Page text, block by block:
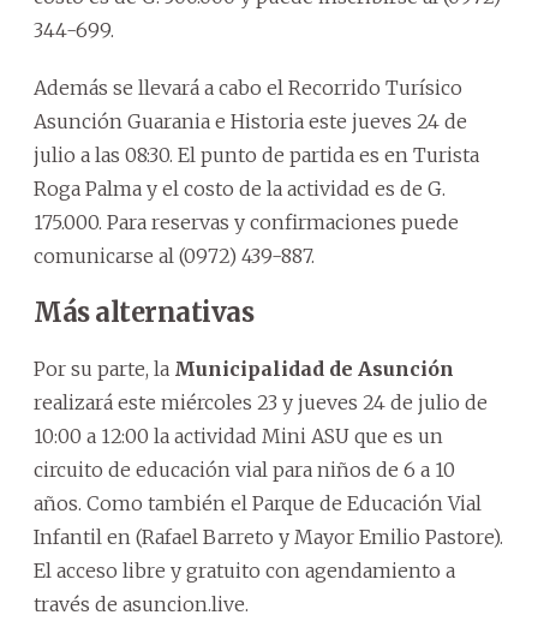
344-699.
Además se llevará a cabo el Recorrido Turísico
Asunción Guarania e Historia este jueves 24 de
julio a las 08:30. El punto de partida es en Turista
Roga Palma y el costo de la actividad es de G.
175.000. Para reservas y confirmaciones puede
comunicarse al (0972) 439-887.
Más alternativas
Por su parte, la Municipalidad de Asunción
realizará este miércoles 23 y jueves 24 de julio de
10:00 a 12:00 la actividad Mini ASU que es un
circuito de educación vial para niños de 6 a 10
años. Como también el Parque de Educación Vial
Infantil en (Rafael Barreto y Mayor Emilio Pastore).
El acceso libre y gratuito con agendamiento a
través de asuncion.live.